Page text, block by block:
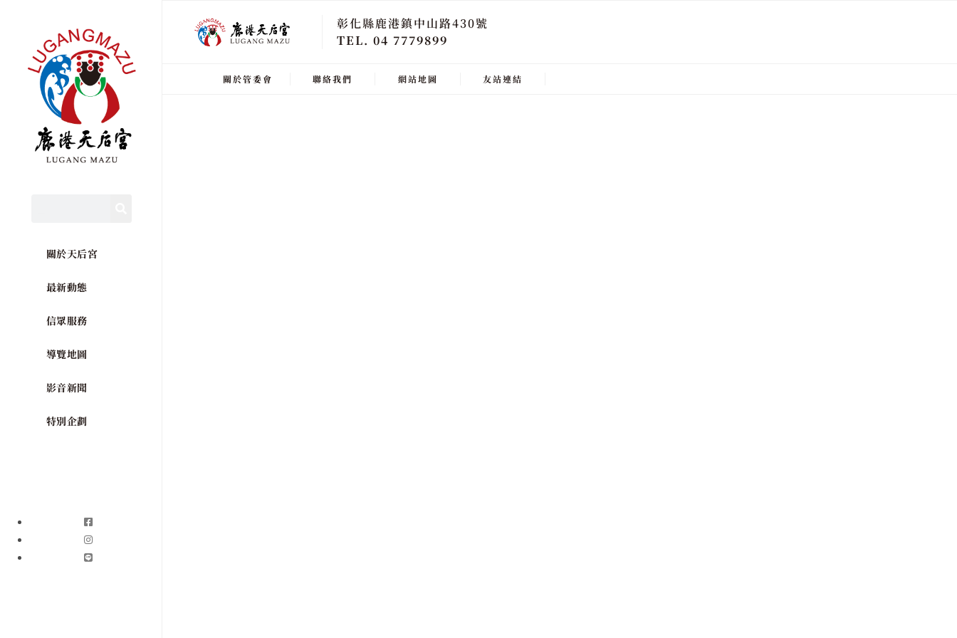
關於天后宮
最新動態
信眾服務
導覽地圖
影音新聞
特別企劃
彰化縣鹿港鎮中山路430號
TEL. 04 7779899
關於管委會 聯絡我們 網站地圖 友站連結